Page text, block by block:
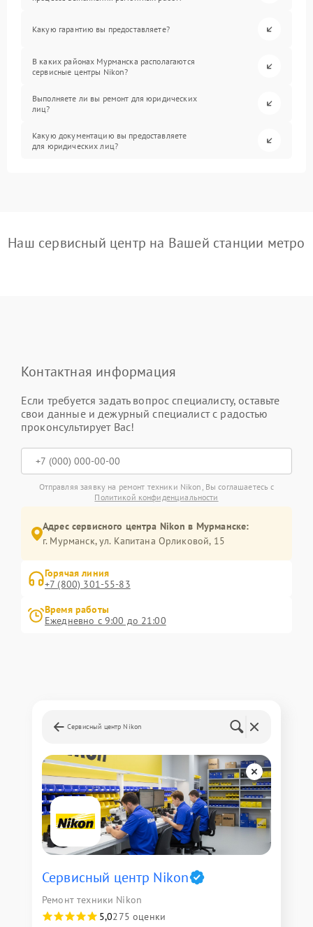
Какую гарантию вы предоставляете?
В каких районах Мурманска располагаются
сервисные центры Nikon?
Выполняете ли вы ремонт для юридических
лиц?
Какую документацию вы предоставляете
для юридических лиц?
Наш сервисный центр на Вашей станции метро
Контактная информация
Если требуется задать вопрос специалисту, оставьте
свои данные и дежурный специалист с радостью
проконсультирует Вас!
Отправляя заявку на ремонт техники Nikon, Вы соглашаетесь с
Политикой конфиденциальности
Адрес сервисного центра Nikon в Мурманске:
г. Мурманск, ул. Капитана Орликовой, 15
Горячая линия
+7 (800) 301-55-83
Время работы
Ежедневно с 9:00 до 21:00
Сервисный центр Nikon
Сервисный центр Nikon
Ремонт техники Nikon
5,0275 оценки